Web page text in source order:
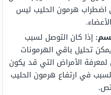
اضطراب هرمون الحليب ليس
إذا كان التوصل لسبب
تحليل باقي الهرمونات
الأمراض التي قد يكون
في ارتفاع هرمون الحليب